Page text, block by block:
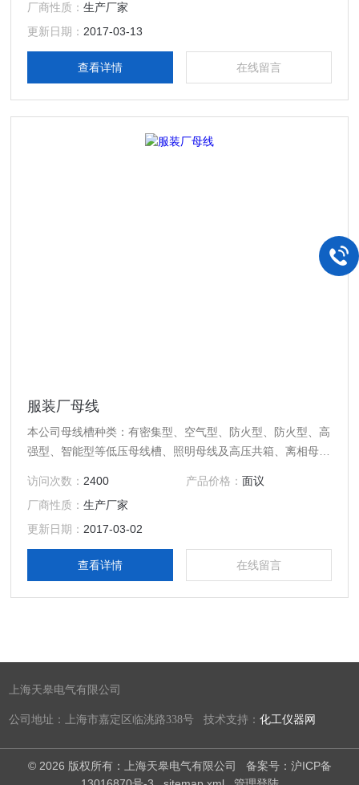
厂商性质：生产厂家
更新日期： 2017-03-13
查看详情 在线留言
服装厂母线
本公司母线槽种类：有密集型、空气型、防火型、防火型、高
强型、智能型等低压母线槽、照明母线及高压共箱、离相母线
访问次数： 2400 产品价格： 面议
厂商性质：生产厂家
更新日期： 2017-03-02
查看详情 在线留言
上海天皋电气有限公司
公司地址：上海市嘉定区临洮路338号 技术支持：化工仪器网
© 2026 版权所有：上海天皋电气有限公司 备案号：沪ICP备